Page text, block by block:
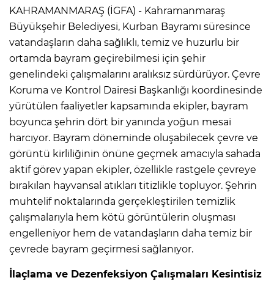
KAHRAMANMARAŞ (İGFA) - Kahramanmaraş
Büyükşehir Belediyesi, Kurban Bayramı süresince
vatandaşların daha sağlıklı, temiz ve huzurlu bir
ortamda bayram geçirebilmesi için şehir
genelindeki çalışmalarını aralıksız sürdürüyor. Çevre
Koruma ve Kontrol Dairesi Başkanlığı koordinesinde
yürütülen faaliyetler kapsamında ekipler, bayram
boyunca şehrin dört bir yanında yoğun mesai
harcıyor. Bayram döneminde oluşabilecek çevre ve
görüntü kirliliğinin önüne geçmek amacıyla sahada
aktif görev yapan ekipler, özellikle rastgele çevreye
bırakılan hayvansal atıkları titizlikle topluyor. Şehrin
muhtelif noktalarında gerçekleştirilen temizlik
çalışmalarıyla hem kötü görüntülerin oluşması
engelleniyor hem de vatandaşların daha temiz bir
çevrede bayram geçirmesi sağlanıyor.
İlaçlama ve Dezenfeksiyon Çalışmaları Kesintisiz